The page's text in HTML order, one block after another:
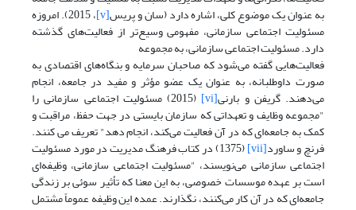
به عنوان یک موضوع کلی، اشاره دارد (سان و پریس[v] ، 2015). امروزه
مسئولیت اجتماعی سازمانی، مفهومی وسیع‌تر از فعالیت‌های گذشته
دارد. مسئولیت اجتماعی سازمانی، به مجموعه
فعالیت‌هایی گفته می‌شود که صاحبان سرمایه و بنگاه‌های اقتصادی به
صورت داوطلبانه، به عنوان یک عضو مؤثر و مفید در جامعه، انجام
می‌دهند. گریفن و بارنی[vi] (2015) مسئولیت اجتماعی سازمانی را
"مجموعه وظایف و تعهداتی که سازمان بایستی در جهت حفظ، مراقبت و
کمک به جامعه‌ای که در آن فعالیت می‌کند، انجام دهد" تعریف می کنند.
فرنچ و ساورد[vii] (1375) در کتاب فرهنگ مدیریت در مورد مسئولیت
اجتماعی سازمانی می‌نویسند، "مسئولیت اجتماعی سازمانی، وظیفه‌ای
است بر عهده موسسات خصوصی، به این معنا که تأثیر سوئی بر زندگی
جامعه‌ای که در آن کار می‌کنند، نگذارند. عمده این وظیفه عموماً مشتمل